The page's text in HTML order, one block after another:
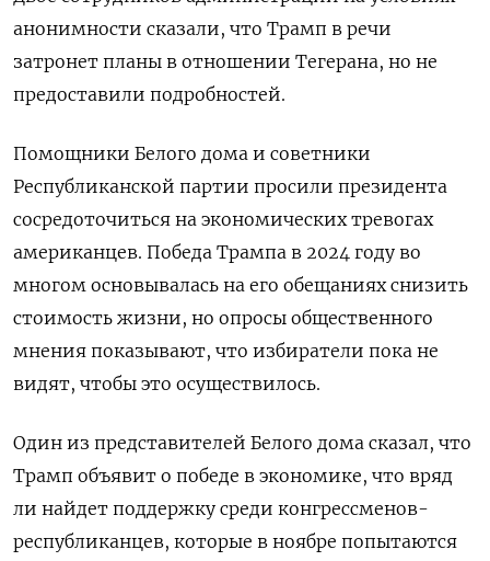
анонимности сказали, что Трамп ‌в речи
затронет планы в отношении Тегерана, но не
предоставили подробностей.
Помощники Белого дома и советники
Республиканской партии просили ​президента
сосредоточиться на экономических тревогах
американцев. Победа Трампа в 2024 году во
многом основывалась на его обещаниях снизить
стоимость жизни, но опросы общественного
мнения показывают, что избиратели пока не
видят, чтобы это осуществилось.
Один из представителей Белого дома сказал, что
Трамп объявит о победе в экономике, что вряд
ли найдет поддержку среди конгрессменов-
республиканцев, которые в ноябре попытаются